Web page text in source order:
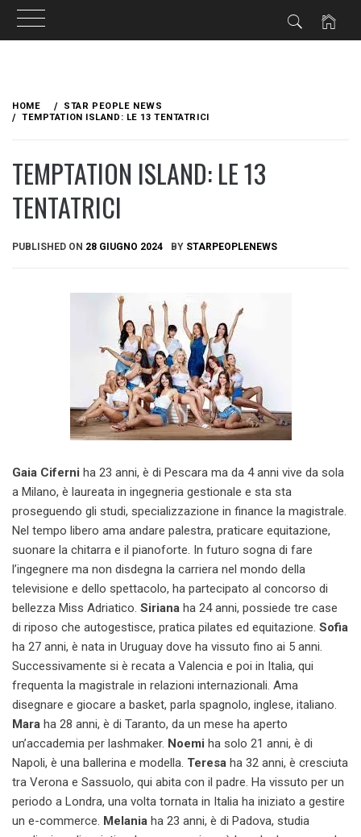
content
HOME
STAR PEOPLE NEWS
TEMPTATION ISLAND: LE 13 TENTATRICI
TEMPTATION ISLAND: LE 13
TENTATRICI
PUBLISHED ON 28 GIUGNO 2024 BY STARPEOPLENEWS
Gaia Ciferni ha 23 anni, è di Pescara ma da 4 anni vive da sola
a Milano, è laureata in ingegneria gestionale e sta sta
proseguendo gli studi, specializzazione in finance la magistrale.
Nel tempo libero ama andare palestra, praticare equitazione,
suonare la chitarra e il pianoforte. In futuro sogna di fare
l’ingegnere ma non disdegna la carriera nel mondo della
televisione e dello spettacolo, ha partecipato al concorso di
bellezza Miss Adriatico. Siriana ha 24 anni, possiede tre case
di riposo che autogestisce, pratica pilates ed equitazione. Sofia
ha 27 anni, è nata in Uruguay dove ha vissuto fino ai 5 anni.
Successivamente si è recata a Valencia e poi in Italia, qui
frequenta la magistrale in relazioni internazionali. Ama
disegnare e giocare a basket, parla spagnolo, inglese, italiano.
Mara ha 28 anni, è di Taranto, da un mese ha aperto
un’accademia per lashmaker. Noemi ha solo 21 anni, è di
Napoli, è una ballerina e modella. Teresa ha 32 anni, è cresciuta
tra Verona e Sassuolo, qui abita con il padre. Ha vissuto per un
periodo a Londra, una volta tornata in Italia ha iniziato a gestire
un e-commerce. Melania ha 23 anni, è di Padova, studia